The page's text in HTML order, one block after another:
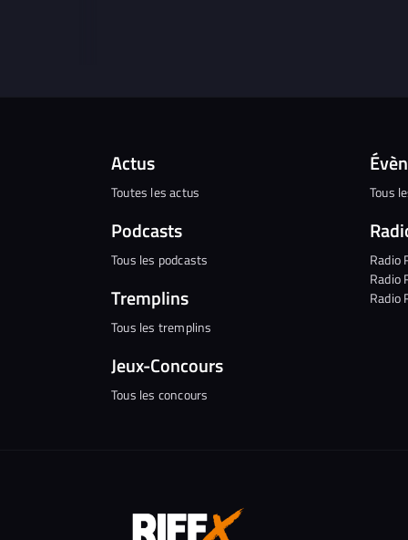
Actus
Toutes les actus
Podcasts
Tous les podcasts
Tremplins
Tous les tremplins
Jeux-Concours
Tous les concours
Tous
Radio
Radio
Radio